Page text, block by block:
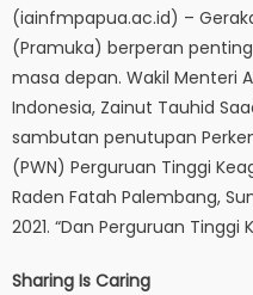
(iainfmpapua.ac.id) –
(Pramuka) berperan
masa depan. Wakil Menteri
Indonesia, Zainut Tauhid
sambutan penutupan
(PWN) Perguruan Tinggi
Raden Fatah Palembang,
2021. “Dan Perguruan
Sharing Is Caring